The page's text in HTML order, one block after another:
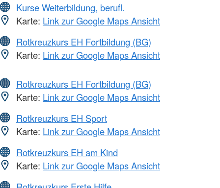
Kurse Weiterbildung, berufl.
Karte: Link zur Google Maps Ansicht
Rotkreuzkurs EH Fortbildung (BG)
Karte: Link zur Google Maps Ansicht
Rotkreuzkurs EH Fortbildung (BG)
Karte: Link zur Google Maps Ansicht
Rotkreuzkurs EH Sport
Karte: Link zur Google Maps Ansicht
Rotkreuzkurs EH am Kind
Karte: Link zur Google Maps Ansicht